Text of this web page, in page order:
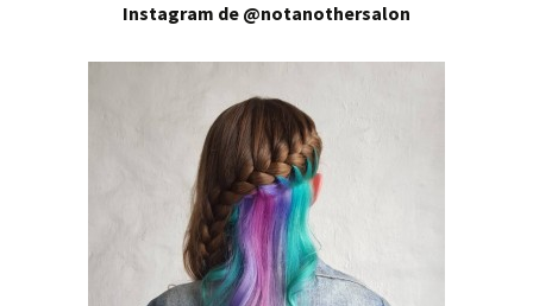
Instagram de @notanothersalon